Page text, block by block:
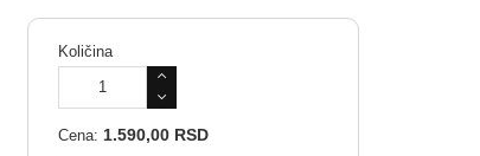
Količina
Cena: 1.590,00 RSD